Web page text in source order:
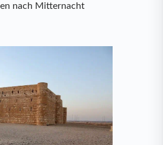
nach Mitternacht